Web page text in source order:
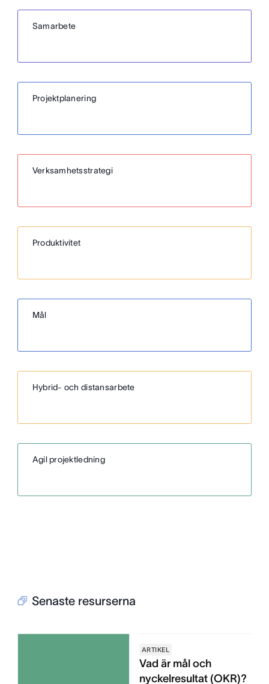
Samarbete
Projektplanering
Verksamhetsstrategi
Produktivitet
Mål
Hybrid- och distansarbete
Agil projektledning
Senaste resurserna
ARTIKEL
Vad är mål och
nyckelresultat (OKR)?